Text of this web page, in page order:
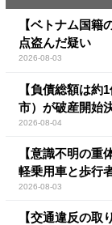
【ベトナム国籍
点盗んだ疑い
2026-08-03
【負債総額は約
市）が破産開始
2026-08-04
【意識不明の重
軽乗用車と歩行
2026-08-03
【交通違反の